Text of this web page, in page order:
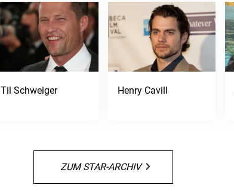
Til Schweiger Henry Cavill
ZUM STAR-ARCHIV